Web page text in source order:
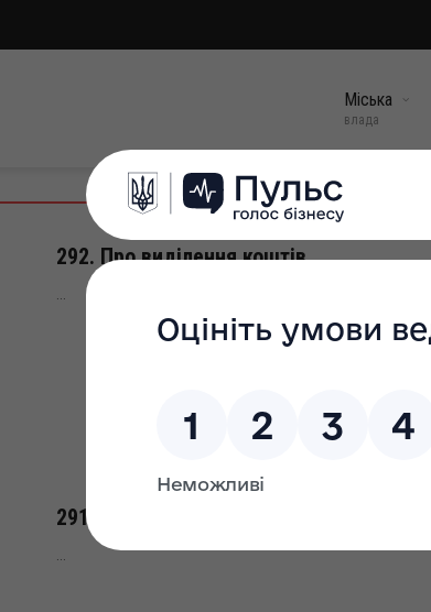
Міська
влада
292. Про виділення коштів
291. Про виділення коштів
...